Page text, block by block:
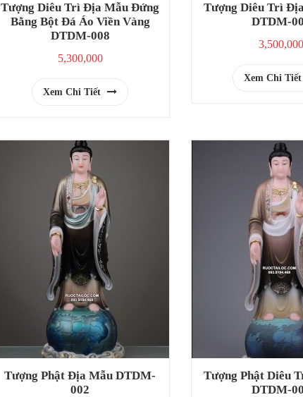
Tượng Diêu Trì Địa Mẫu Đứng
Bằng Bột Đá Áo Viền Vàng
DTDM-008
5,300,000
Xem Chi Tiết
Tượng Diêu Trì
DTDM-
3,500,000
Xem Chi Tiết
Tượng Phật Địa Mẫu DTDM-
002
Tượng Phật Diêu
DTDM-